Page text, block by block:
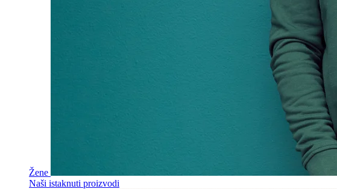
Žene
Naši istaknuti proizvodi